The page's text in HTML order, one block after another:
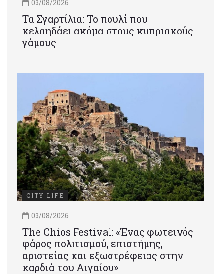
03/08/2026
Τα Σγαρτίλια: Το πουλί που
κελαηδάει ακόμα στους κυπριακούς
γάμους
CITY LIFE
03/08/2026
Τhe Chios Festival: «Ένας φωτεινός
φάρος πολιτισμού, επιστήμης,
αριστείας και εξωστρέφειας στην
καρδιά του Αιγαίου»